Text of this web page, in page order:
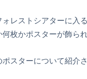
ォレストシアターに入
枚かポスターが飾られ
スターについて紹介